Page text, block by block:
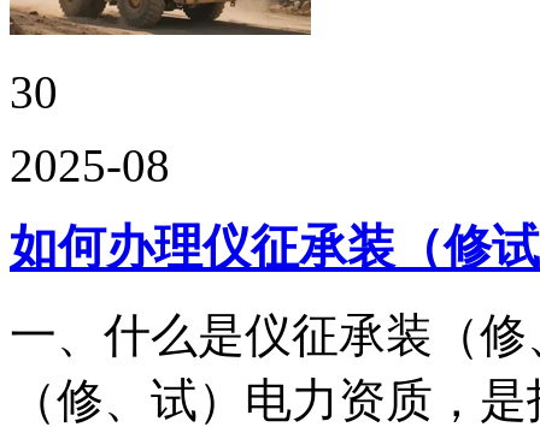
30
2025-08
如何办理仪征承装（修
一、什么是仪征承装（
（修、试）电力资质，